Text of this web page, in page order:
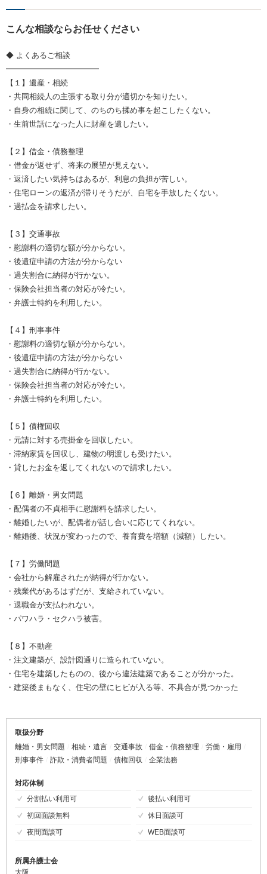
こんな相談ならお任せください
◆ よくあるご相談
━━━━━━━━━━━━
【１】遺産・相続
・共同相続人の主張する取り分が適切かを知りたい。
・自身の相続に関して、のちのち揉め事を起こしたくない。
・生前世話になった人に財産を遺したい。
【２】借金・債務整理
・借金が返せず、将来の展望が見えない。
・返済したい気持ちはあるが、利息の負担が苦しい。
・住宅ローンの返済が滞りそうだが、自宅を手放したくない。
・過払金を請求したい。
【３】交通事故
・慰謝料の適切な額が分からない。
・後遺症申請の方法が分からない
・過失割合に納得が行かない。
・保険会社担当者の対応が冷たい。
・弁護士特約を利用したい。
【４】刑事事件
・慰謝料の適切な額が分からない。
・後遺症申請の方法が分からない
・過失割合に納得が行かない。
・保険会社担当者の対応が冷たい。
・弁護士特約を利用したい。
【５】債権回収
・元請に対する売掛金を回収したい。
・滞納家賃を回収し、建物の明渡しも受けたい。
・貸したお金を返してくれないので請求したい。
【６】離婚・男女問題
・配偶者の不貞相手に慰謝料を請求したい。
・離婚したいが、配偶者が話し合いに応じてくれない。
・離婚後、状況が変わったので、養育費を増額（減額）したい。
【７】労働問題
・会社から解雇されたが納得が行かない。
・残業代があるはずだが、支給されていない。
・退職金が支払われない。
・パワハラ・セクハラ被害。
【８】不動産
・注文建築が、設計図通りに造られていない。
・住宅を建築したものの、後から違法建築であることが分かった。
・建築後まもなく、住宅の壁にヒビが入る等、不具合が見つかった
取扱分野
離婚・男女問題
相続・遺言 交通事故 借金・債務整理
労働・雇用
刑事事件
詐欺・消費者問題 債権回収 企業法務
対応体制
分割払い利用可
後払い利用可
初回面談無料
休日面談可
夜間面談可
WEB面談可
所属弁護士会